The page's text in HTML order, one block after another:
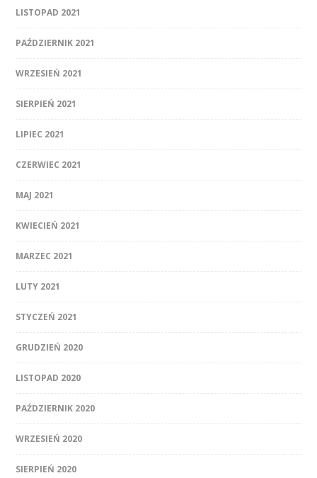
LISTOPAD 2021
PAŹDZIERNIK 2021
WRZESIEŃ 2021
SIERPIEŃ 2021
LIPIEC 2021
CZERWIEC 2021
MAJ 2021
KWIECIEŃ 2021
MARZEC 2021
LUTY 2021
STYCZEŃ 2021
GRUDZIEŃ 2020
LISTOPAD 2020
PAŹDZIERNIK 2020
WRZESIEŃ 2020
SIERPIEŃ 2020